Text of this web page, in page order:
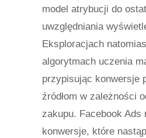
model atrybucji do
uwzględniania
Eksploracjach
algorytmach uczenia
przypisując konwersje
źródłom w zależności
zakupu. Facebook
konwersje, które